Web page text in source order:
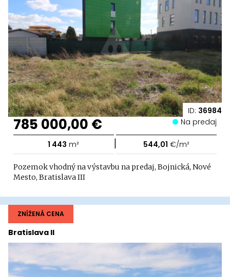
ID: 36984
785 000,00 € Na predaj
1 443 m² | 544,01 €/m²
Pozemok vhodný na výstavbu na predaj, Bojnická, Nové
Mesto, Bratislava III
Bratislava II
ZNÍŽENÁ CENA